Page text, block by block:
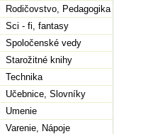
Rodičovstvo, Pedagogika
Sci - fi, fantasy
Spoločenské vedy
Starožitné knihy
Technika
Učebnice, Slovníky
Umenie
Varenie, Nápoje